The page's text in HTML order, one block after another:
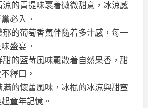
涼的青提味裹着微微甜意，冰涼感
必入。
郁的葡萄香氣伴隨着多汁感，每一
盛宴。
甜的藍莓風味飄散着自然果香，甜
釋口。
滿的懷舊風味，冰棍的冰涼與甜蜜
童年記憶。